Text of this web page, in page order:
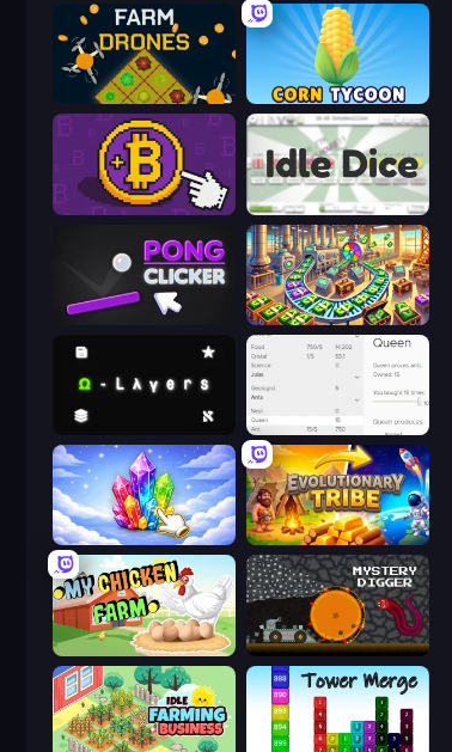
Farm Drones Corn Tycoon
Money Maker Idle Dice
Pong Clicker Money Factory: Tycoon Idle Game
Omega Layers Idle Ants
Crystalia Idle Clicker Evolutionary Tribe
My Chicken Farm Mystery Digger